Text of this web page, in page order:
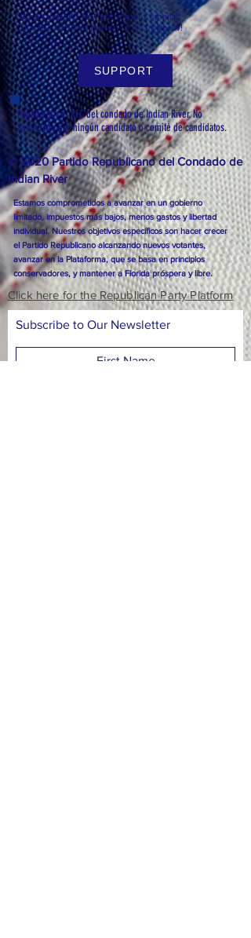
Need support? Not getting our emails?
Click the support button to let us know!
SUPPORT
Pagado por el REC del condado de Indian River. No
autorizado por ningún candidato o comité de candidatos.
© 2020 Partido Republicano del Condado de
Indian River
Estamos comprometidos a avanzar en un gobierno
limitado, impuestos más bajos, menos gastos y libertad
individual. Nuestros objetivos específicos son hacer crecer
el Partido Republicano alcanzando nuevos votantes,
avanzar en la Plataforma, que se basa en principios
conservadores, y mantener a Florida próspera y libre.
Click here for the Republican Party Platform
Subscribe to Our Newsletter